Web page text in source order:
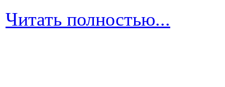
Читать полностью...